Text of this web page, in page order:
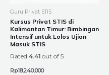
Guru Privat STIS
Kursus Privat STIS di
Kalimantan Timur: Bimbingan
Intensif untuk Lolos Ujian
Masuk STIS
Rated 4.41 out of 5
Rp18.240.000
be
chosen
on
the
product